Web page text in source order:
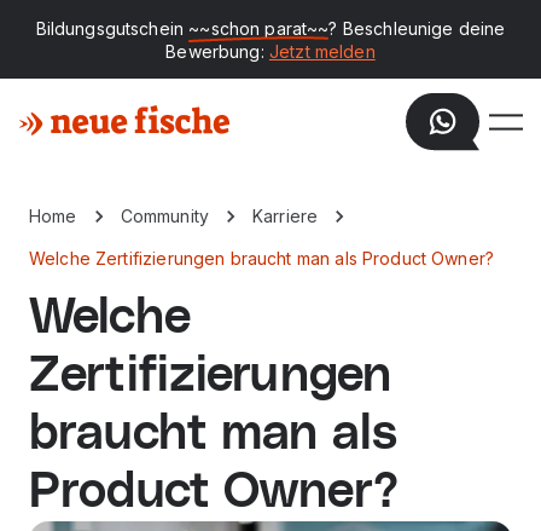
Bildungsgutschein ~~schon parat~~? Beschleunige deine
Bewerbung: Jetzt melden
Home Community Karriere
Welche Zertifizierungen braucht man als Product Owner?
Welche
Zertifizierungen
braucht man als
Product Owner?